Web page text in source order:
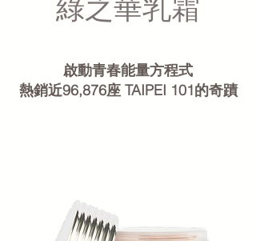
綠之華乳霜
啟動青春能量方程式
熱銷近96,876座 TAIPEI 101的奇蹟